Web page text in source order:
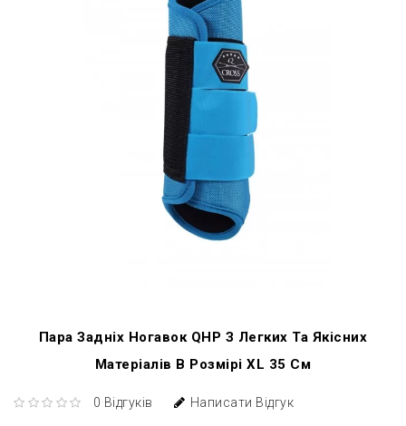
Пара Задніх Ногавок QHP З Легких Та Якісних
Матеріалів В Розмірі XL 35 См
0 Відгуків Написати Відгук